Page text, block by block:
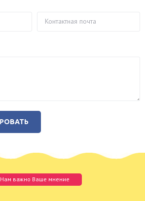
Нам важно Ваше мнение